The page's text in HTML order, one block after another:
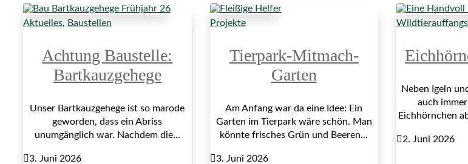
Aktuelles, Baustellen
Achtung Baustelle:
Bartkauzgehege
Unser Bartkauzgehege ist so marode
geworden, dass ein Abriss
unumgänglich war. Nachdem die...
3. Juni 2026
Projekte
Tierpark-Mitmach-
Garten
Am Anfang war da eine Idee: Ein
Garten im Tierpark wäre schön. Man
könnte frisches Grün und Beeren...
3. Juni 2026
Neben Igeln
auch
Eichhörnchen
2. Juni 2026